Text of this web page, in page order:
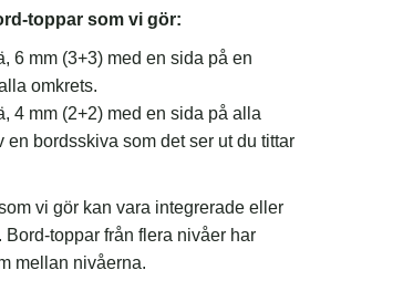
toppar som vi gör:
6 mm (3+3) med en sida på en
omkrets.
4 mm (2+2) med en sida på alla
en bordsskiva som det ser ut du tittar
vi gör kan vara integrerade eller
Bord-toppar från flera nivåer har
mellan nivåerna.